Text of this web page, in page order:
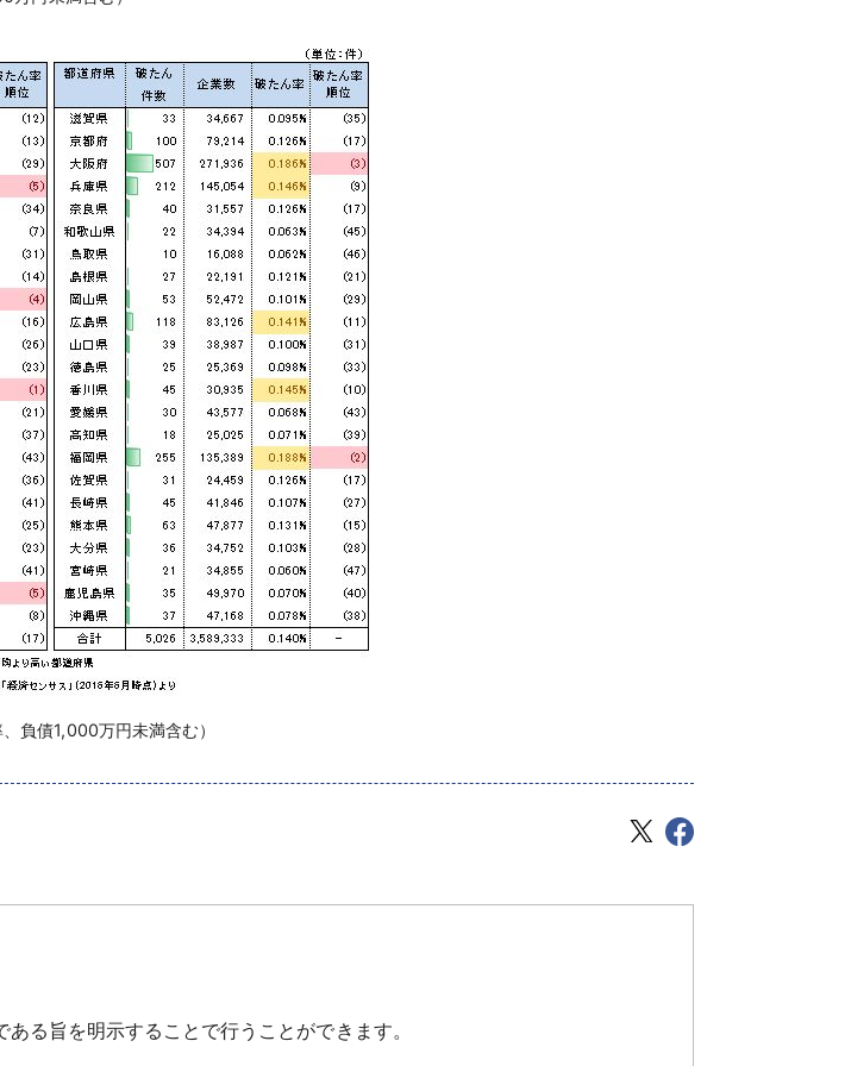
率、負債1,000万円未満含む）
る旨を明示することで行うことができます。